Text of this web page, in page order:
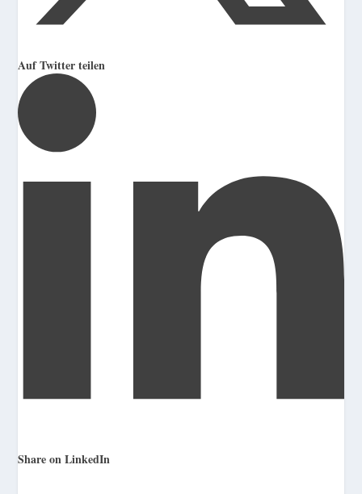
Auf Twitter teilen
Share on LinkedIn